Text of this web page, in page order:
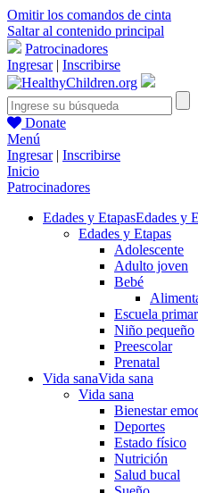
Omitir los comandos de cinta
Saltar al contenido principal
Patrocinadores
Ingresar| Inscribirse
Donate
Menú
Ingresar| Inscribirse
Inicio
Patrocinadores
Edades y EtapasEdades y
Edades y Etapas
Adolescente
Adulto joven
Bebé
Escuela
Niño pequeño
Preescolar
Prenatal
Vida sanaVida sana
Vida sana
Bienestar
Deportes
Estado físico
Nutrición
Salud bucal